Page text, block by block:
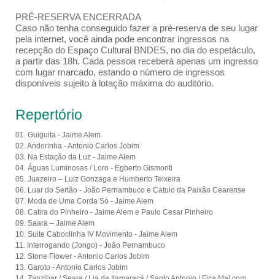
PRÉ-RESERVA ENCERRADA
Caso não tenha conseguido fazer a pré-reserva de seu lugar
pela internet, você ainda pode encontrar ingressos na
recepção do Espaço Cultural BNDES, no dia do espetáculo,
a partir das 18h. Cada pessoa receberá apenas um ingresso
com lugar marcado, estando o número de ingressos
disponíveis sujeito à lotação máxima do auditório.
Repertório
01. Guiguita - Jaime Alem
02. Andorinha - Antonio Carlos Jobim
03. Na Estação da Luz - Jaime Alem
04. Águas Luminosas / Loro - Egberto Gismonti
05. Juazeiro – Luiz Gonzaga e Humberto Teixeira
06. Luar do Sertão - João Pernambuco e Catulo da Paixão Cearense
07. Moda de Uma Corda Só - Jaime Alem
08. Catira do Pinheiro - Jaime Alem e Paulo Cesar Pinheiro
09. Saara – Jaime Alem
10. Suite Caboclinha IV Movimento - Jaime Alem
11. Interrogando (Jongo) - João Pernambuco
12. Stone Flower - Antonio Carlos Jobim
13. Garoto - Antonio Carlos Jobim